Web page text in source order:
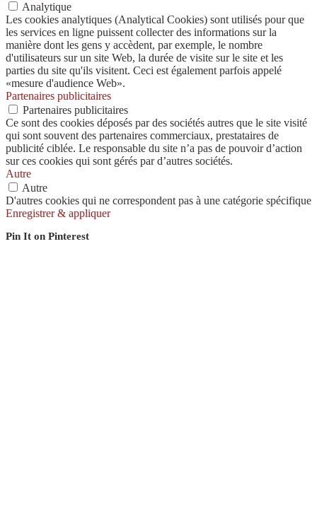
Analytique
Les cookies analytiques (Analytical Cookies) sont utilisés pour que
les services en ligne puissent collecter des informations sur la
manière dont les gens y accèdent, par exemple, le nombre
d'utilisateurs sur un site Web, la durée de visite sur le site et les
parties du site qu'ils visitent. Ceci est également parfois appelé
«mesure d'audience Web».
Partenaires publicitaires
Partenaires publicitaires
Ce sont des cookies déposés par des sociétés autres que le site visité
qui sont souvent des partenaires commerciaux, prestataires de
publicité ciblée. Le responsable du site n’a pas de pouvoir d’action
sur ces cookies qui sont gérés par d’autres sociétés.
Autre
Autre
D'autres cookies qui ne correspondent pas à une catégorie spécifique
Enregistrer & appliquer
Pin It on Pinterest